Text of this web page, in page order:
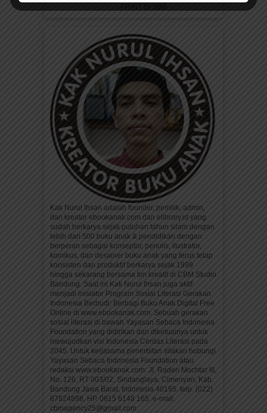
Kak Nurul Ihsan adalah founder, pemilik, admin,
dan kreator ebookanak.com dan elibrary.id yang
sudah berkarya sejak puluhan tahun silam dengan
lebih dari 500 buku anak & pendidikan dengan
berperan sebagai konseptor, penulis, ilustrator,
komikus, dan desainer buku anak yang terus tetap
konsisten dan produktif berkarya sejak 1999
hingga sekarang bersama tim kreatif di CBM Studio
Bandung. Saat ini Kak Nurul Ihsan juga aktif
menjadi inisiator Program Sosial Literasi Gerakan
Indonesia Berbudi: Berbagi Buku Anak Digital Free
Online di www.ebookanak.com. Sebuah gerakan
sosial literasi di bawah Yayasan Sebaca Indonesia
Foundation yang didirikan dan diketuainya untuk
mewujudkan visi Indonesia Cerdas Literasi pada
2045. Untuk kerjasama penerbitan silakan hubungi
Yayasan Sebaca Indonesia Foundation atau
redaksi www.ebookanak.com: Jl. Raden Mochtar III,
No. 126, RT 003/02, Sindanglaya, Cimenyan, Kab.
Bandung Jawa Barat, Indonesia 40195, telp. (022)
87824898, HP. 0815 6148 165. e-mail:
cbmagency25@gmail.com